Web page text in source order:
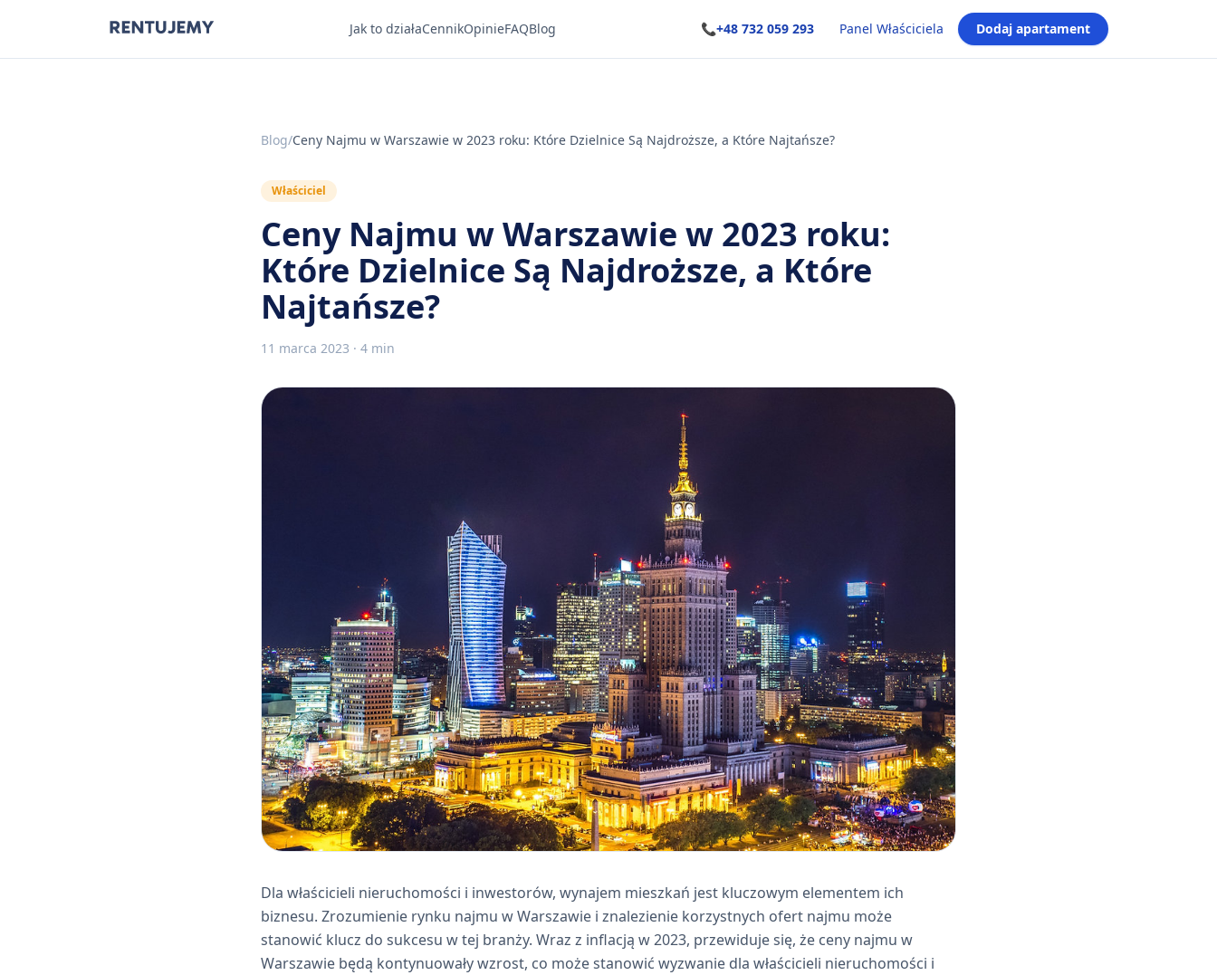
Jak to działaCennikOpinieFAQBlog 📞+48 732 059 293 Panel Właściciela Dodaj apartament
Blog/Ceny Najmu w Warszawie w 2023 roku: Które Dzielnice Są Najdroższe, a Które Najtańsze?
Właściciel
Ceny Najmu w Warszawie w 2023 roku:
Które Dzielnice Są Najdroższe, a Które
Najtańsze?
11 marca 2023 · 4 min
Dla właścicieli nieruchomości i inwestorów, wynajem mieszkań jest kluczowym elementem ich
biznesu. Zrozumienie rynku najmu w Warszawie i znalezienie korzystnych ofert najmu może
stanowić klucz do sukcesu w tej branży. Wraz z inflacją w 2023, przewiduje się, że ceny najmu w
Warszawie będą kontynuowały wzrost, co może stanowić wyzwanie dla właścicieli nieruchomości i